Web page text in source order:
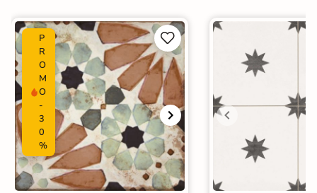
Catégories
Carrelage Bleu
Carrelage sol cuisine
Carrelage salon moderne|
Carrelage Chambre
Carrelage WC
P
R
O
M
O
-
3
0
%

